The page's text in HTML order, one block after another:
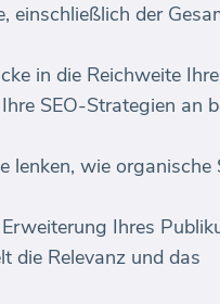
einschließlich der
in die Reichweite
SEO-Strategien an
lenken, wie organische
Ihres
die Relevanz und das